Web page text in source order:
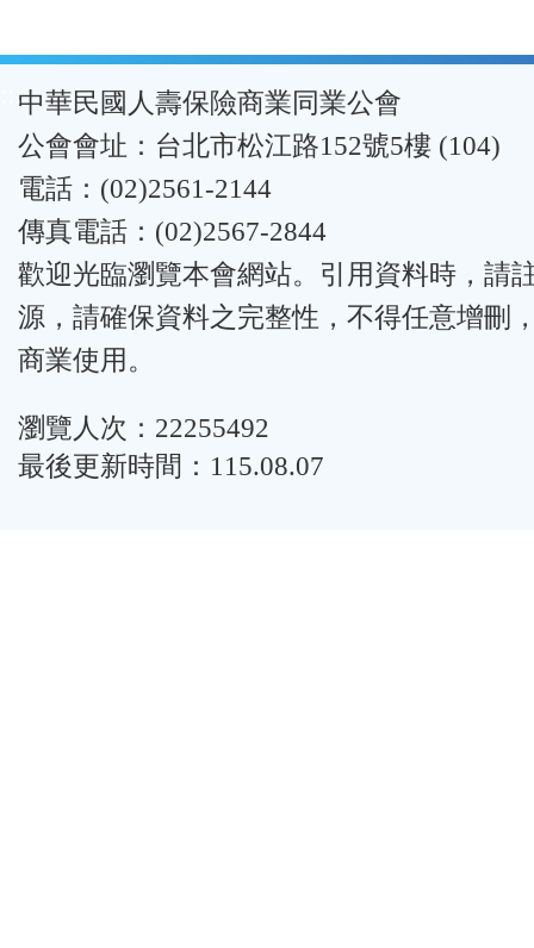
:::中華民國人壽保險商業同業公會
公會會址：台北市松江路152號5樓 (104)
電話：(02)2561-2144
傳真電話：(02)2567-2844
歡迎光臨瀏覽本會網站。引用資料時，請
源，請確保資料之完整性，不得任意增刪
商業使用。
瀏覽人次：22255492
最後更新時間：115.08.07